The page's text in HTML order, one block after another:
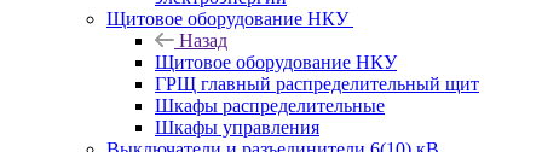
Щитовое оборудование НКУ
Назад
Щитовое оборудование НКУ
ГРЩ главный распределительный щит
Шкафы распределительные
Шкафы управления